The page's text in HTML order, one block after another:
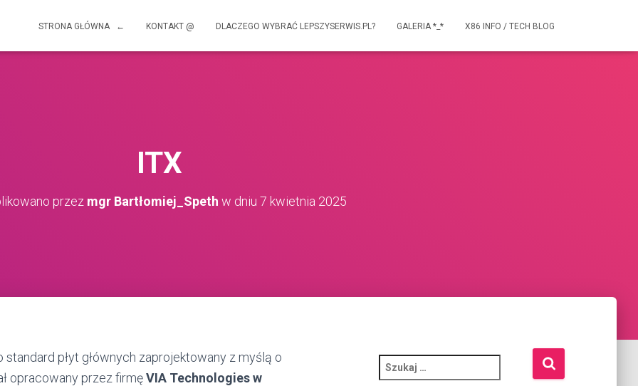
STRONA GŁÓWNA ← KONTAKT @ DLACZEGO WYBRAĆ LEPSZYSERWIS.PL? GALERIA *_* X86 INFO / TECH BLOG
ITX
przez mgr Bartłomiej_Speth w dniu 7 kwietnia 2025
standard płyt głównych zaprojektowany z myślą o
opracowany przez firmęVIA Technologies w
z